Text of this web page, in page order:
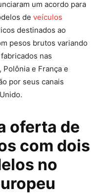
um acordo para
de veículos
destinados ao
pesos brutos variando
nas
e França e
por seus canais
oferta de
com dois
no